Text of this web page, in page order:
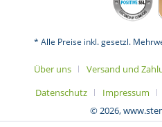
* Alle Preise inkl. gesetzl.
Über uns Versand und
Datenschutz
Impressum
© 2026,